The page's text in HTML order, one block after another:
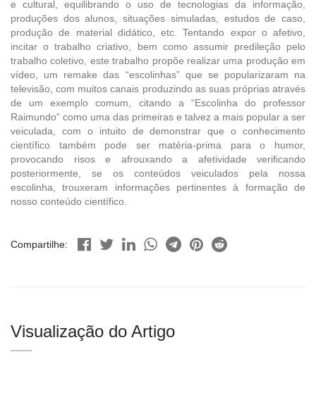
e cultural, equilibrando o uso de tecnologias da informação,
produções dos alunos, situações simuladas, estudos de caso,
produção de material didático, etc. Tentando expor o afetivo,
incitar o trabalho criativo, bem como assumir predileção pelo
trabalho coletivo, este trabalho propõe realizar uma produção em
vídeo, um remake das “escolinhas” que se popularizaram na
televisão, com muitos canais produzindo as suas próprias através
de um exemplo comum, citando a “Escolinha do professor
Raimundo” como uma das primeiras e talvez a mais popular a ser
veiculada, com o intuito de demonstrar que o conhecimento
científico também pode ser matéria-prima para o humor,
provocando risos e afrouxando a afetividade verificando
posteriormente, se os conteúdos veiculados pela nossa
escolinha, trouxeram informações pertinentes à formação de
nosso conteúdo científico.
Compartilhe:
Visualização do Artigo